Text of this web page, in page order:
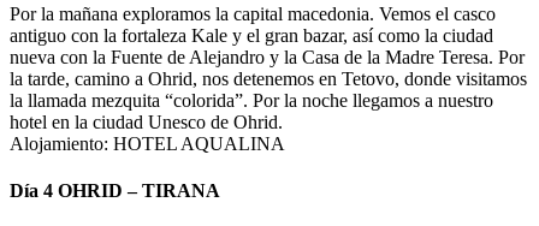
Por la mañana exploramos la capital macedonia. Vemos el casco
antiguo con la fortaleza Kale y el gran bazar, así como la ciudad
nueva con la Fuente de Alejandro y la Casa de la Madre Teresa. Por
la tarde, camino a Ohrid, nos detenemos en Tetovo, donde visitamos
la llamada mezquita “colorida”. Por la noche llegamos a nuestro
hotel en la ciudad Unesco de Ohrid.
Alojamiento: HOTEL AQUALINA
Día 4 OHRID – TIRANA